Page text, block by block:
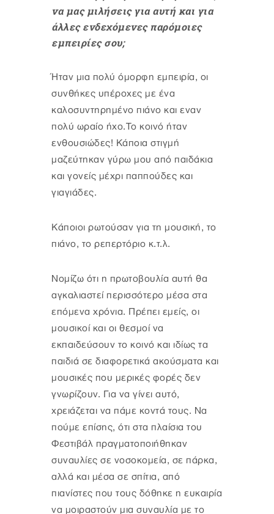
να μας μιλήσεις για αυτή και για
άλλες ενδεχόμενες παρόμοιες
εμπειρίες σου;
Ήταν μια πολύ όμορφη εμπειρία, οι
συνθήκες υπέροχες με ένα
καλοσυντηρημένο πιάνο και εναν
πολύ ωραίο ήχο.Το κοινό ήταν
ενθουσιώδες! Κάποια στιγμή
μαζεύτηκαν γύρω μου από παιδάκια
και γονείς μέχρι παππούδες και
γιαγιάδες.
Κάποιοι ρωτούσαν για τη μουσική, το
πιάνο, το ρεπερτόριο κ.τ.λ.
Νομίζω ότι η πρωτοβουλία αυτή θα
αγκαλιαστεί περισσότερο μέσα στα
επόμενα χρόνια. Πρέπει εμείς, οι
μουσικοί και οι θεσμοί να
εκπαιδεύσουν το κοινό και ιδίως τα
παιδιά σε διαφορετικά ακούσματα και
μουσικές που μερικές φορές δεν
γνωρίζουν. Για να γίνει αυτό,
χρειάζεται να πάμε κοντά τους. Να
πούμε επίσης, ότι στα πλαίσια του
Φεστιβάλ πραγματοποιήθηκαν
συναυλίες σε νοσοκομεία, σε πάρκα,
αλλά και μέσα σε σπίτια, από
πιανίστες που τους δόθηκε η ευκαιρία
να μοιραστούν μια συναυλία με το